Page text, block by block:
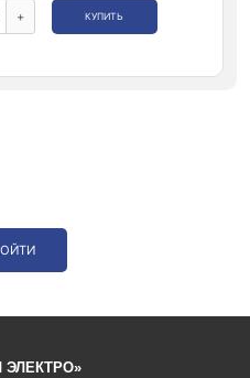
+ КУПИТЬ
ЭЛЕКТРО»